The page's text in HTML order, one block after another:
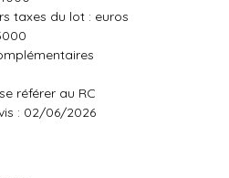
taxes du lot : euros
référer au RC
: 02/06/2026